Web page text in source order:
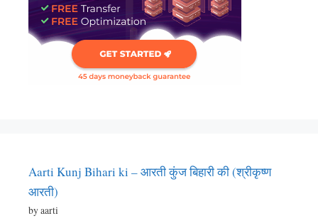
Aarti Kunj Bihari ki – आरती कुंज बिहारी की (श्रीकृष्ण
आरती)
by aarti